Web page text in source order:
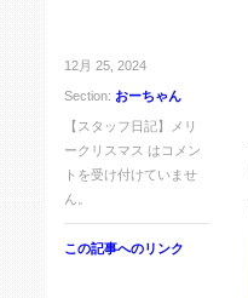
12月 25, 2024
Section: おーちゃん
【スタッフ日記】メリ
ークリスマス は コメン
トを受け付けていませ
ん。
この記事へのリンク